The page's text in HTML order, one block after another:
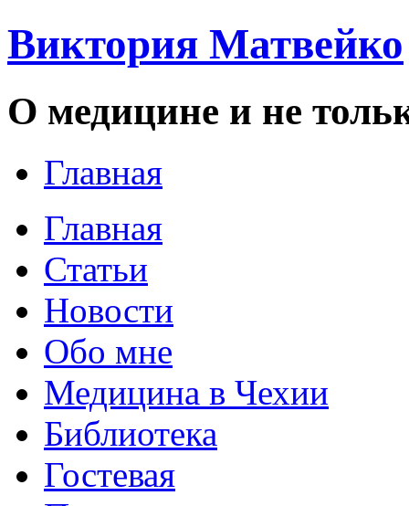
Виктория Матвейко
О медицине и не
Главная
Главная
Статьи
Новости
Обо мне
Медицина в Чехии
Библиотека
Гостевая